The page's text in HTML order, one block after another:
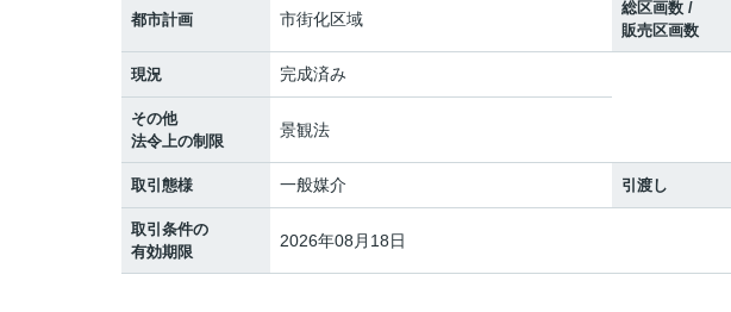
都市計画 市街化区域
総区画数 /
販売区画数
現況 完成済み
その他
法令上の制限
景観法
取引態様 一般媒介 引渡し
取引条件の
有効期限
2026年08月18日